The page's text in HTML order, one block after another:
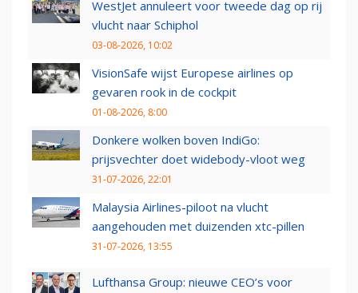
WestJet annuleert voor tweede dag op rij
vlucht naar Schiphol
03-08-2026, 10:02
VisionSafe wijst Europese airlines op
gevaren rook in de cockpit
01-08-2026, 8:00
Donkere wolken boven IndiGo:
prijsvechter doet widebody-vloot weg
31-07-2026, 22:01
Malaysia Airlines-piloot na vlucht
aangehouden met duizenden xtc-pillen
31-07-2026, 13:55
Lufthansa Group: nieuwe CEO’s voor